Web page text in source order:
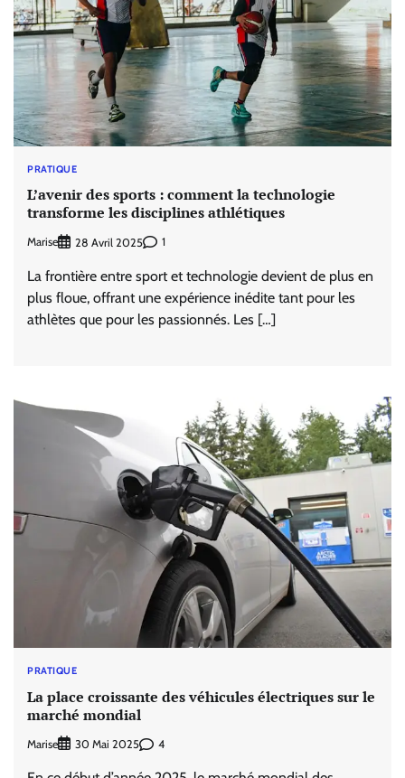
PRATIQUE
L’avenir des sports : comment la technologie
transforme les disciplines athlétiques
Marise 28 Avril 2025 1
La frontière entre sport et technologie devient de plus en
plus floue, offrant une expérience inédite tant pour les
athlètes que pour les passionnés. Les […]
PRATIQUE
La place croissante des véhicules électriques sur le
marché mondial
Marise 30 Mai 2025 4